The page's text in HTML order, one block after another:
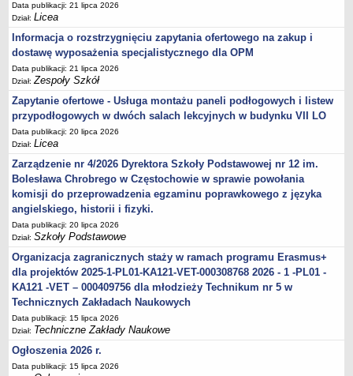
Data publikacji: 21 lipca 2026
Dział:Licea
Informacja o rozstrzygnięciu zapytania ofertowego na zakup i
dostawę wyposażenia specjalistycznego dla OPM
Data publikacji: 21 lipca 2026
Dział:Zespoły Szkół
Zapytanie ofertowe - Usługa montażu paneli podłogowych i listew
przypodłogowych w dwóch salach lekcyjnych w budynku VII LO
Data publikacji: 20 lipca 2026
Dział:Licea
Zarządzenie nr 4/2026 Dyrektora Szkoły Podstawowej nr 12 im.
Bolesława Chrobrego w Częstochowie w sprawie powołania
komisji do przeprowadzenia egzaminu poprawkowego z języka
angielskiego, historii i fizyki.
Data publikacji: 20 lipca 2026
Dział:Szkoły Podstawowe
Organizacja zagranicznych staży w ramach programu Erasmus+
dla projektów 2025-1-PL01-KA121-VET-000308768 2026 - 1 -PL01 -
KA121 -VET – 000409756 dla młodzieży Technikum nr 5 w
Technicznych Zakładach Naukowych
Data publikacji: 15 lipca 2026
Dział: Techniczne Zakłady Naukowe
Ogłoszenia 2026 r.
Data publikacji: 15 lipca 2026